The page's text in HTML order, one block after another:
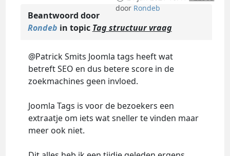
door Rondeb
Beantwoord door
Rondeb in topic Tag structuur vraag
@Patrick Smits Joomla tags heeft wat
betreft SEO en dus betere score in de
zoekmachines geen invloed.
Joomla Tags is voor de bezoekers een
extraatje om iets wat sneller te vinden maar
meer ook niet.